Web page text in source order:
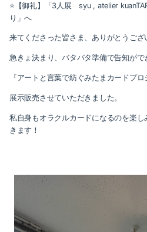
⭐️【御礼】「3人展 syu , atelier
り」へ
来てくださった皆さま、ありがとうご
急きょ決まり、バタバタ準備で告知が
『アートと言葉で紡ぐみたまカードプ
展示販売させていただきました。
私自身もオラクルカードになるのを楽
きます！